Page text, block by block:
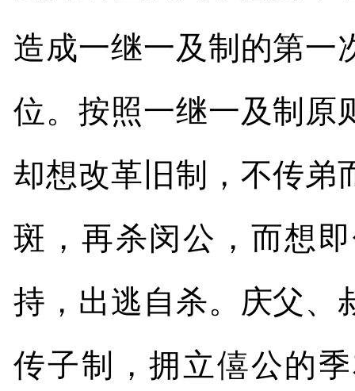
造成一继一及制的第一
位。按照一继一及制原
却想改革旧制，不传弟
斑，再杀闵公，而想
持，出逃自杀。庆父、
传子制，拥立僖公的